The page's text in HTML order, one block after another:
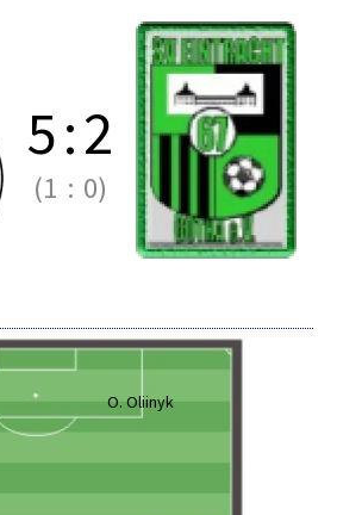
5:2
(1 : 0)
O. Oliinyk